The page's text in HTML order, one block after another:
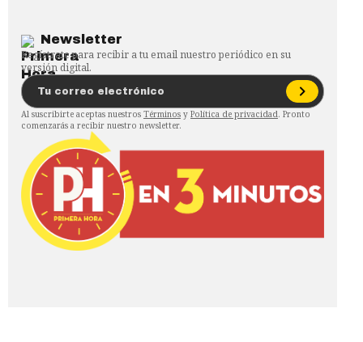
Newsletter
Regístrate para recibir a tu email nuestro periódico en su
versión digital.
Al suscribirte aceptas nuestros Términos y Política de privacidad. Pronto
comenzarás a recibir nuestro newsletter.